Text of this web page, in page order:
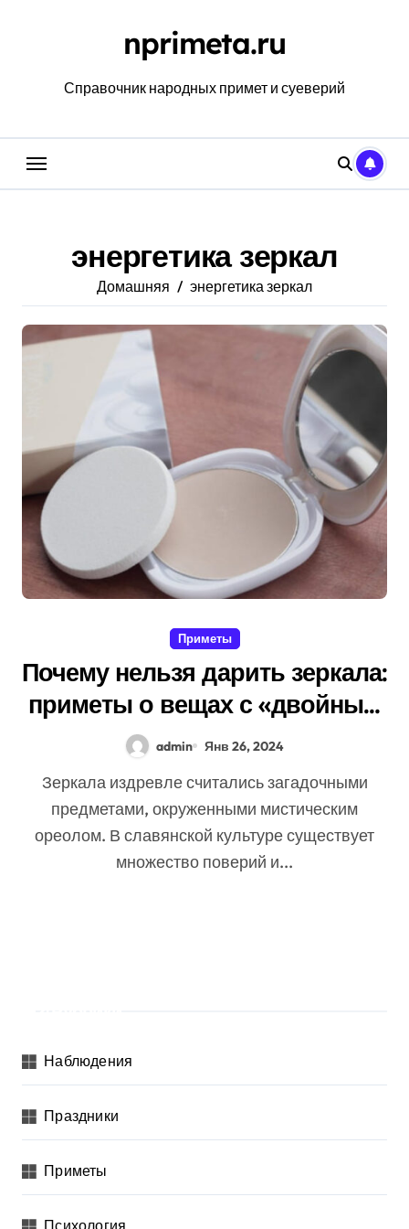
nprimeta.ru
Справочник народных примет и суеверий
энергетика зеркал
Домашняя энергетика зеркал
Приметы
Почему нельзя дарить зеркала:
приметы о вещах с «двойным
дном»
admin Янв 26, 2024
Зеркала издревле считались загадочными
предметами, окруженными мистическим
ореолом. В славянской культуре существует
множество поверий и...
Наблюдения
Праздники
Приметы
Психология